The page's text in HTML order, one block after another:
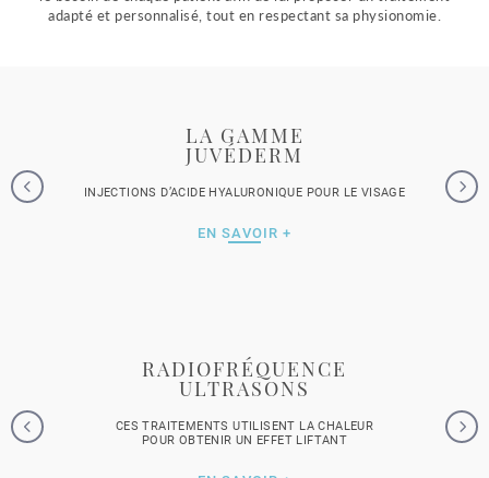
adapté et personnalisé, tout en respectant sa physionomie.
LA GAMME
JUVÉDERM
INJECTIONS D’ACIDE HYALURONIQUE POUR LE VISAGE
EN SAVOIR +
RADIOFRÉQUENCE
ULTRASONS
CES TRAITEMENTS UTILISENT LA CHALEUR
POUR OBTENIR UN EFFET LIFTANT